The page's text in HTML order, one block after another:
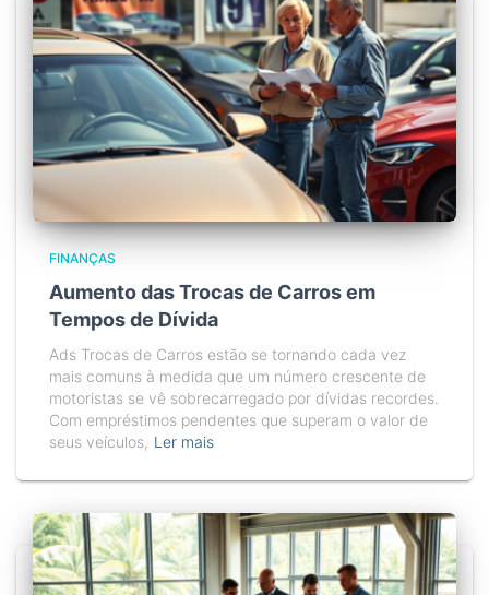
FINANÇAS
Aumento das Trocas de Carros em
Tempos de Dívida
Ads Trocas de Carros estão se tornando cada vez
mais comuns à medida que um número crescente de
motoristas se vê sobrecarregado por dívidas recordes.
Com empréstimos pendentes que superam o valor de
seus veículos, Ler mais